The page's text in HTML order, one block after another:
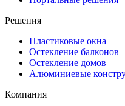
Решения
Пластиковые окна
Остекление балконов
Остекление домов
Алюминиевые
Компания